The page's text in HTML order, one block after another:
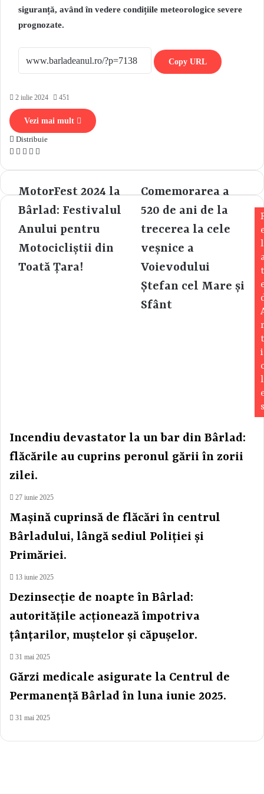
siguranță, având în vedere condițiile meteorologice severe
prognozate.
Copy URL
2 iulie 2024 451
Vezi mai mult
Distribuie
F
o
M
s
n
g
r
M
s
n
g
r
W
t
A
p
e
r
a
MotorFest 2024 la
Bârlad: Festivalul
Anului pentru
Motocicliștii din
Toată Țara!
Comemorarea a
520 de ani de la
trecerea la cele
veșnice a
Voievodului
Ștefan cel Mare și
Sfânt
l
t
r
t
i
l
s
Incendiu devastator la un bar din Bârlad:
flăcările au cuprins peronul gării în zorii
zilei.
27 iunie 2025
Mașină cuprinsă de flăcări în centrul
Bârladului, lângă sediul Poliției și
Primăriei.
13 iunie 2025
Dezinsecție de noapte în Bârlad:
autoritățile acționează împotriva
țânțarilor, muștelor și căpușelor.
31 mai 2025
Gărzi medicale asigurate la Centrul de
Permanență Bârlad în luna iunie 2025.
31 mai 2025